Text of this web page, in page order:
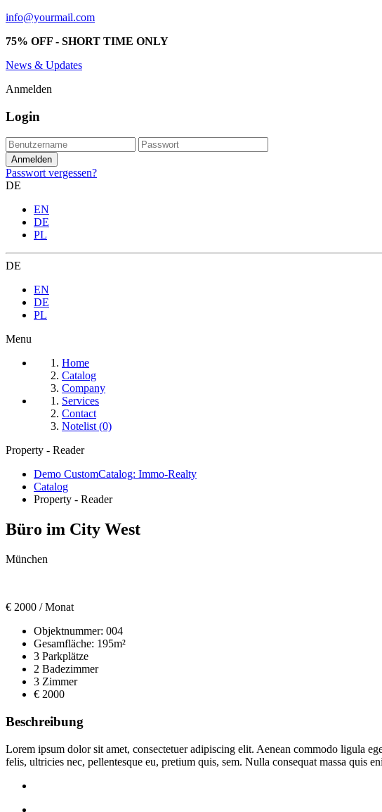
info@yourmail.com
75% OFF - SHORT TIME ONLY
News & Updates
Anmelden
Login
Passwort vergessen?
DE
EN
DE
PL
DE
EN
DE
PL
Menu
Home
Catalog
Company
Services
Contact
Notelist (0)
Property - Reader
Demo CustomCatalog: Immo-Realty
Catalog
Property - Reader
Büro im City West
München
€ 2000 / Monat
Objektnummer: 004
Gesamfläche: 195m²
3 Parkplätze
2 Badezimmer
3 Zimmer
€ 2000
Beschreibung
Lorem ipsum dolor sit amet, consectetuer adipiscing elit. Aenean commodo ligula
felis, ultricies nec, pellentesque eu, pretium quis, sem. Nulla consequat massa quis